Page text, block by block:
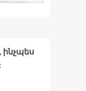
ինչպես